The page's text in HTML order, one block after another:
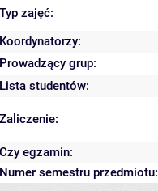
Typ zajęć:
Koordynatorzy:
Prowadzący grup:
Lista studentów:
Zaliczenie:
Czy egzamin:
Numer semestru przedmiotu: